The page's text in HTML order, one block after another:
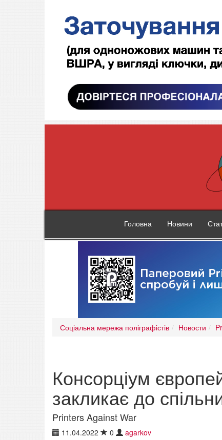
Головна Новини
Соціальна мережа поліграфістів Новости
Консорціум
закликає до
Printers Against War
11.04.2022 0 agarkov